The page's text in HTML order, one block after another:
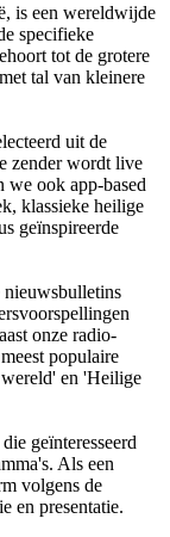
is een wereldwijde
specifieke
tot de grotere
tal van kleinere
uit de
zender wordt live
we ook app-based
klassieke heilige
geïnspireerde
onze radio-
populaire
en 'Heilige
geïnteresseerd
Als een
volgens de
en presentatie.